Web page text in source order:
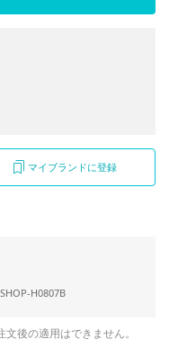
マイブランドに登録
H0807B
後の適用はできません。